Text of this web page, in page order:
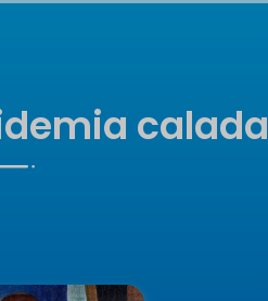
calada